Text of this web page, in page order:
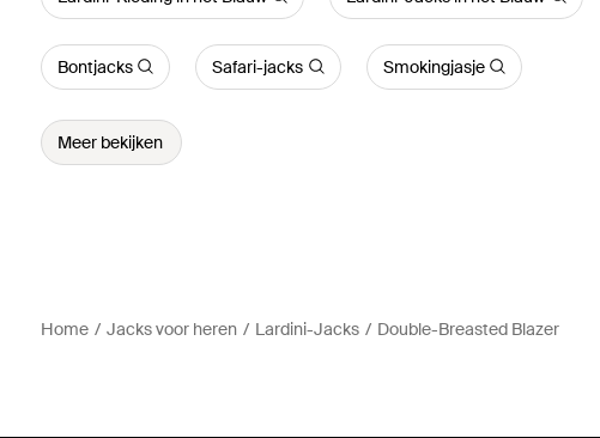
Bontjacks Safari-jacks Smokingjasje
Meer bekijken
Home Jacks voor heren Lardini-Jacks Double-Breasted Blazer